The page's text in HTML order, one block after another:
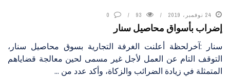
24 نوفمبر، 2019 93
0
إضراب بأسواق محاصيل سنار
سنار :آخرلحظة أعلنت الغرفة التجارية بسوق محاصيل سنار،
التوقف التام عن العمل لأجل غير مسمى لحين معالجة قضاياهم
المتمثلة في زيادة الضرائب والزكاة، وأكد عدد من ...